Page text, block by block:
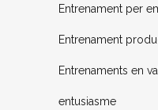
Entrenament per
Entrenament
Entrenaments en
entusiasme